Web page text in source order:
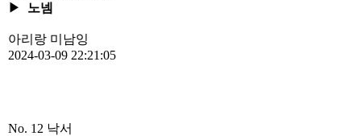
▶
노넴
아리랑 미남잉
2024-03-09 22:21:05
No. 12 낙서